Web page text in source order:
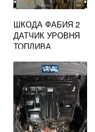
ШКОДА ФАБИЯ 2
ДАТЧИК УРОВНЯ
ТОПЛИВА